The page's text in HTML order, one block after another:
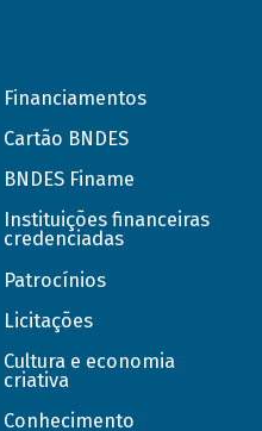
Financiamentos
Cartão BNDES
BNDES Finame
Instituições financeiras
credenciadas
Patrocínios
Licitações
Cultura e economia
criativa
Conhecimento